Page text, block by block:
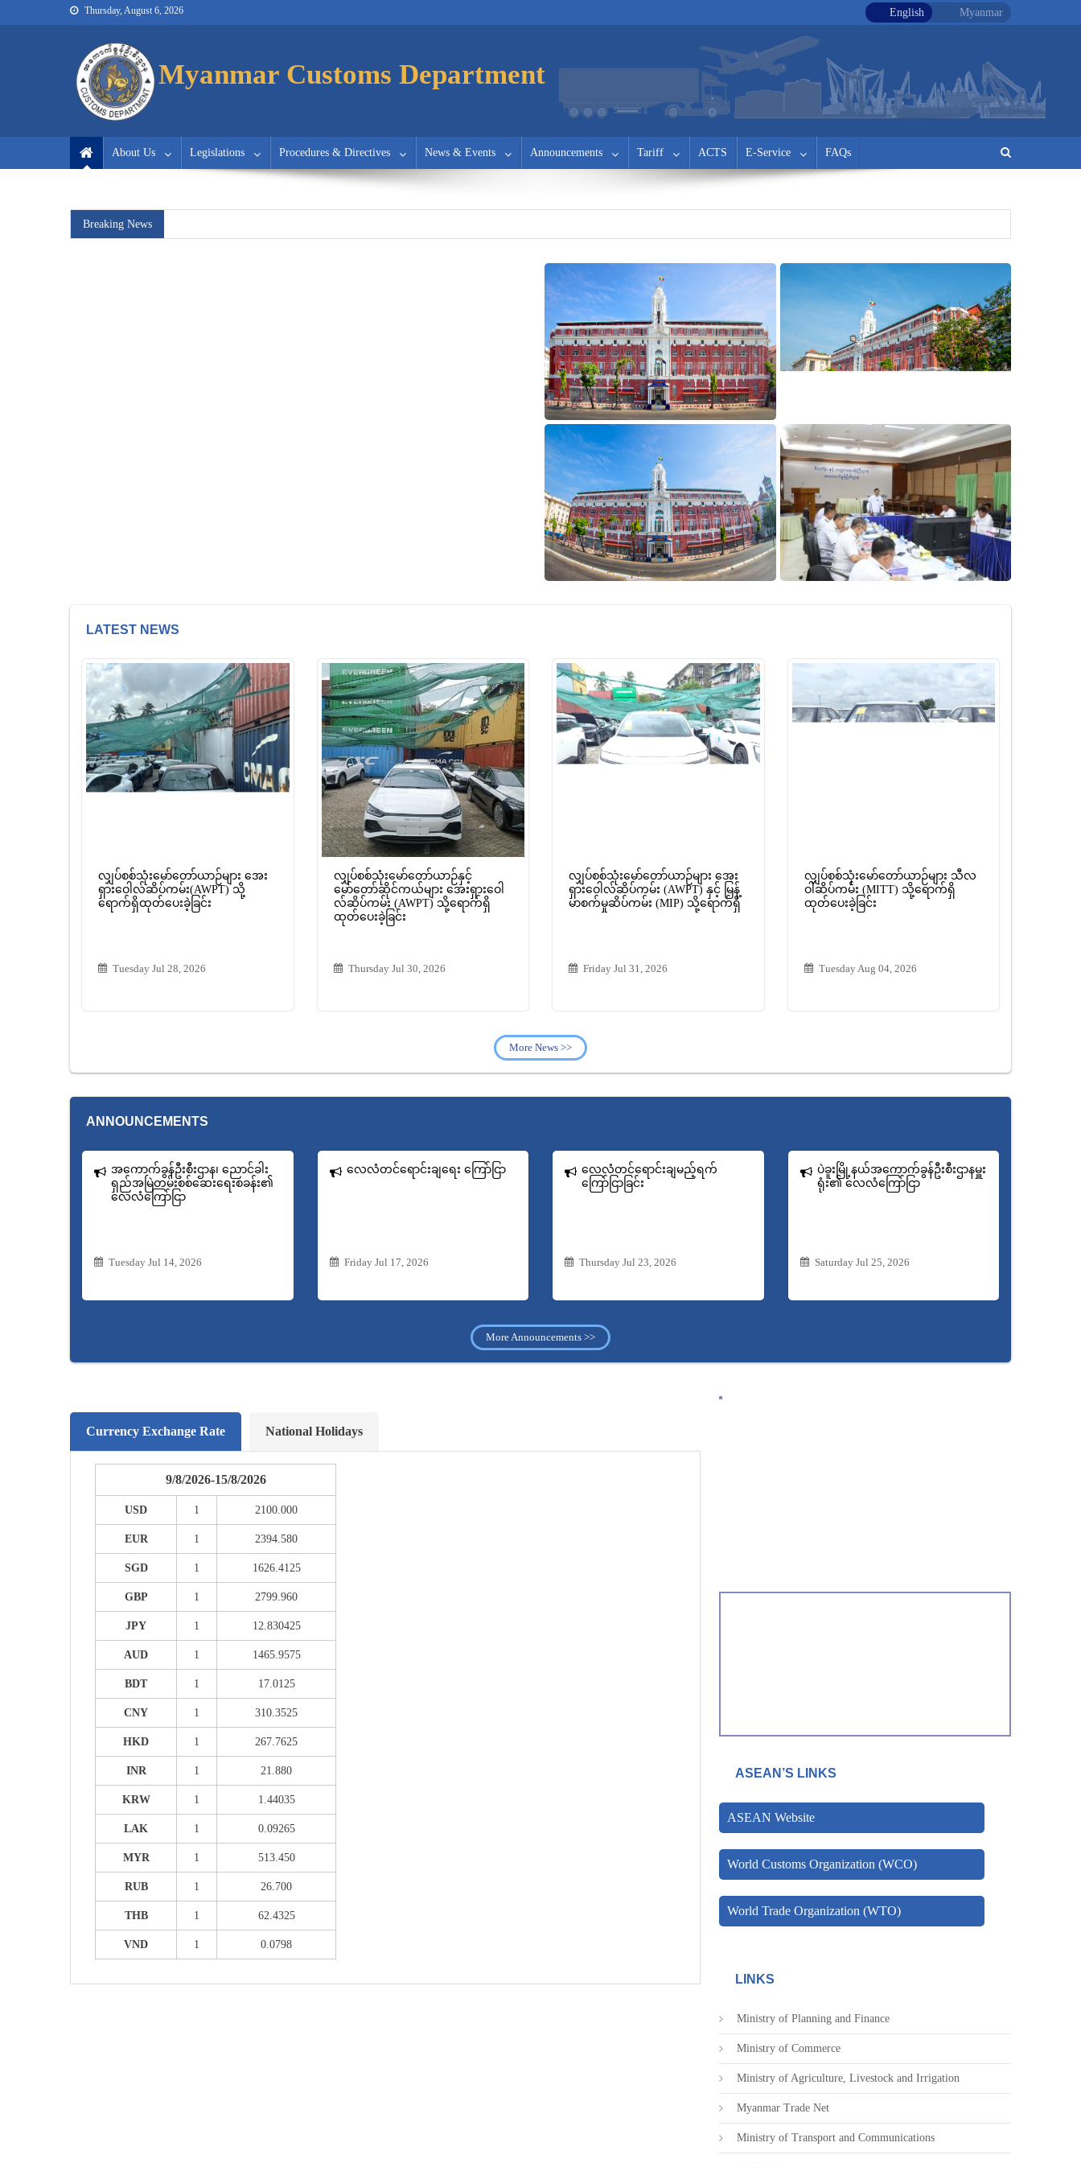
Thursday, August 6, 2026 English Myanmar
Myanmar Customs
Myanmar Customs
Myanmar Customs Department
About Us Legislations Procedures & Directives News & Events Announcements Tariff ACTS E-Service FAQs
Breaking News
LATEST NEWS
လျှပ်စစ်သုံးမော်တော်ယာဉ်များ အေး
ရှားဝေါလ်ဆိပ်ကမ်း(AWPT) သို့
ရောက်ရှိထုတ်ပေးခဲ့ခြင်း
Tuesday Jul 28, 2026
လျှပ်စစ်သုံးမော်တော်ယာဉ်နှင့်
မော်တော်ဆိုင်ကယ်များ အေးရှားဝေါ
လ်ဆိပ်ကမ်း (AWPT) သို့ရောက်ရှိ
ထုတ်ပေးခဲ့ခြင်း
Thursday Jul 30, 2026
လျှပ်စစ်သုံးမော်တော်ယာဉ်များ အေး
ရှားဝေါလ်ဆိပ်ကမ်း (AWPT) နှင့် မြန့်
မာစက်မှုဆိပ်ကမ်း (MIP) သို့ရောက်ရှိ
Friday Jul 31, 2026
လျှပ်စစ်သုံးမော်တော်ယာဉ်များ သီလ
ဝါဆိပ်ကမ်း (MITT) သို့ရောက်ရှိ
ထုတ်ပေးခဲ့ခြင်း
Tuesday Aug 04, 2026
More News >>
ANNOUNCEMENTS
အကောက်ခွန်ဦးစီးဌာန၊ ညောင်ခါး
ရှည်အမြဲတမ်းစစ်ဆေးရေးစခန်း၏
လေလံကြော်ငြာ
Tuesday Jul 14, 2026
လေလံတင်ရောင်းချရေး ကြော်ငြာ
Friday Jul 17, 2026
လေလံတင်ရောင်းချမည့်ရက်
ကြော်ငြာခြင်း
Thursday Jul 23, 2026
ပဲခူးမြို့နယ်အကောက်ခွန်ဦးစီးဌာနမှူး
ရုံး​၏ လေလံကြော်ငြာ
Saturday Jul 25, 2026
More Announcements >>
Currency Exchange Rate National Holidays
9/8/2026-15/8/2026
USD 1 2100.000
EUR 1 2394.580
SGD 1 1626.4125
GBP 1 2799.960
JPY 1 12.830425
AUD 1 1465.9575
BDT 1 17.0125
CNY 1 310.3525
HKD 1 267.7625
INR 1 21.880
KRW 1 1.44035
LAK 1 0.09265
MYR 1 513.450
RUB 1 26.700
THB 1 62.4325
VND 1 0.0798
ASEAN’S LINKS
ASEAN Website
World Customs Organization (WCO)
World Trade Organization (WTO)
LINKS
Ministry of Planning and Finance
Ministry of Commerce
Ministry of Agriculture, Livestock and Irrigation
Myanmar Trade Net
Ministry of Transport and Communications